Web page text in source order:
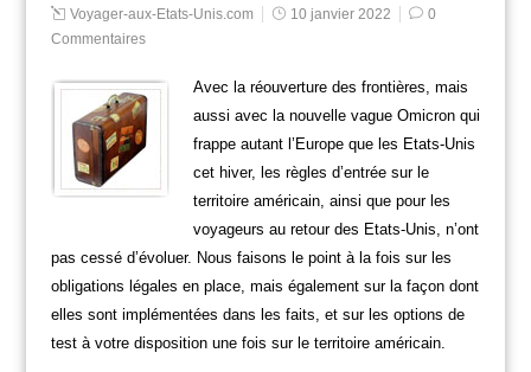
Voyager-aux-Etats-Unis.com 10 janvier 2022
0
Commentaires
Avec la réouverture des frontières, mais
aussi avec la nouvelle vague Omicron qui
frappe autant l’Europe que les Etats-Unis
cet hiver, les règles d’entrée sur le
territoire américain, ainsi que pour les
voyageurs au retour des Etats-Unis, n’ont
pas cessé d’évoluer. Nous faisons le point à la fois sur les
obligations légales en place, mais également sur la façon dont
elles sont implémentées dans les faits, et sur les options de
test à votre disposition une fois sur le territoire américain.